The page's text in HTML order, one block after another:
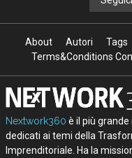
About Autori Tags
Terms&Conditions
Nextwork360 è il più
dedicati ai temi della
Imprenditoriale. Ha la